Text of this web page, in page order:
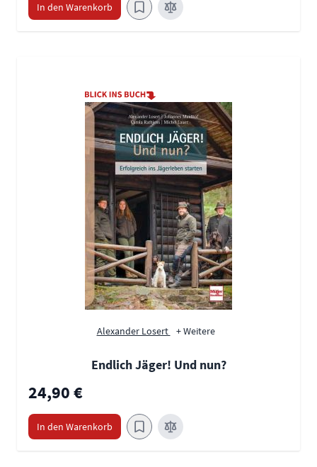
In den Warenkorb
Alexander Losert + Weitere
Endlich Jäger! Und nun?
24,90 €
In den Warenkorb